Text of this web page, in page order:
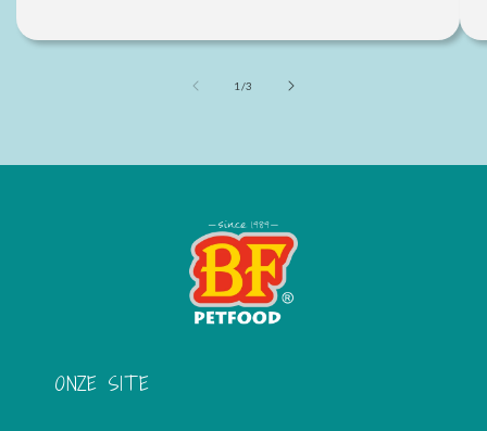
1 /van
3
ONZE SITE